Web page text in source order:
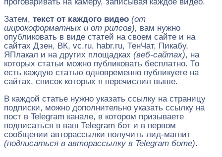
Затем, текст от каждого видео (от
широкоформатных и от рилсов), вам нужно
опубликовать в виде статей на своем сайте и на
сайтах Дзен, ВК, vc.ru, habr.ru, ТенЧат, Пикабу,
ЯПлакал и на других площадках (веб-сайтах), на
которых статьи можно публиковать бесплатно. То
есть каждую статью одновременно публикуете на
сайтах, список которых я перечислил выше.
В каждой статье нужно указать ссылку на страницу
подписки, можно дополнительно указать ссылку на
пост в Telegram канале, в котором призываете
подписаться в ваш Telegram бот и в первом
сообщении авторассылки получить лид-магнит
(подписаться в авторассылку в Telegram боте).